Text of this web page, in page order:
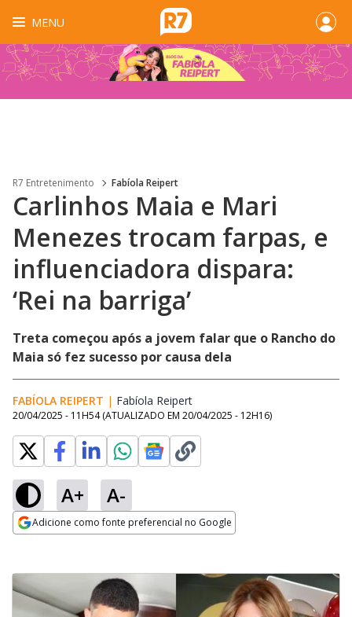
MENU
R7 Entretenimento Fabíola Reipert
Carlinhos Maia e Mari
Menezes trocam farpas, e
influenciadora dispara:
‘Rei na barriga’
Treta começou após a jovem falar que o Rancho do
Maia só fez sucesso por causa dela
FABÍOLA REIPERT | Fabíola Reipert
20/04/2025 - 11H54 (ATUALIZADO EM 20/04/2025 - 12H16)
A+ A-
Adicione como fonte preferencial no Google